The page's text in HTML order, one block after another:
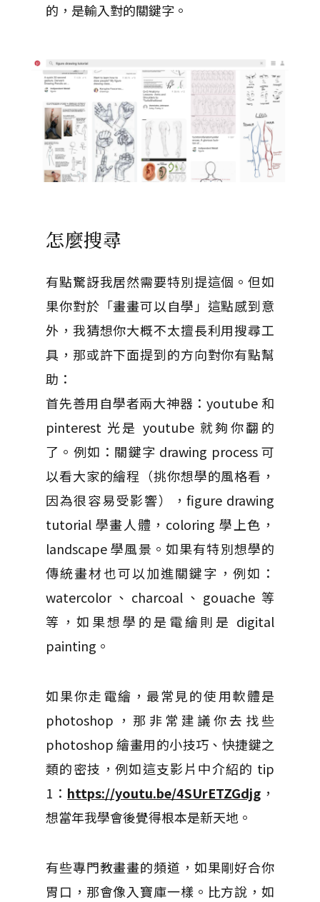
的，是輸入對的關鍵字。
怎麼搜尋
有點驚訝我居然需要特別提這個。但如
果你對於「畫畫可以自學」這點感到意
外，我猜想你大概不太擅長利用搜尋工
具，那或許下面提到的方向對你有點幫
助：
首先善用自學者兩大神器：youtube 和
pinterest 光是 youtube 就夠你翻的
了。例如：關鍵字 drawing process 可
以看大家的繪程（挑你想學的風格看，
因為很容易受影響），figure drawing
tutorial 學畫人體，coloring 學上色，
landscape 學風景。如果有特別想學的
傳統畫材也可以加進關鍵字，例如：
watercolor、charcoal、gouache 等
等，如果想學的是電繪則是 digital
painting。
如果你走電繪，最常見的使用軟體是
photoshop，那非常建議你去找些
photoshop 繪畫用的小技巧、快捷鍵之
類的密技，例如這支影片中介紹的 tip
1： https://youtu.be/4SUrETZGdjg ，
想當年我學會後覺得根本是新天地。
有些專門教畫畫的頻道，如果剛好合你
胃口，那會像入寶庫一樣。比方說，如